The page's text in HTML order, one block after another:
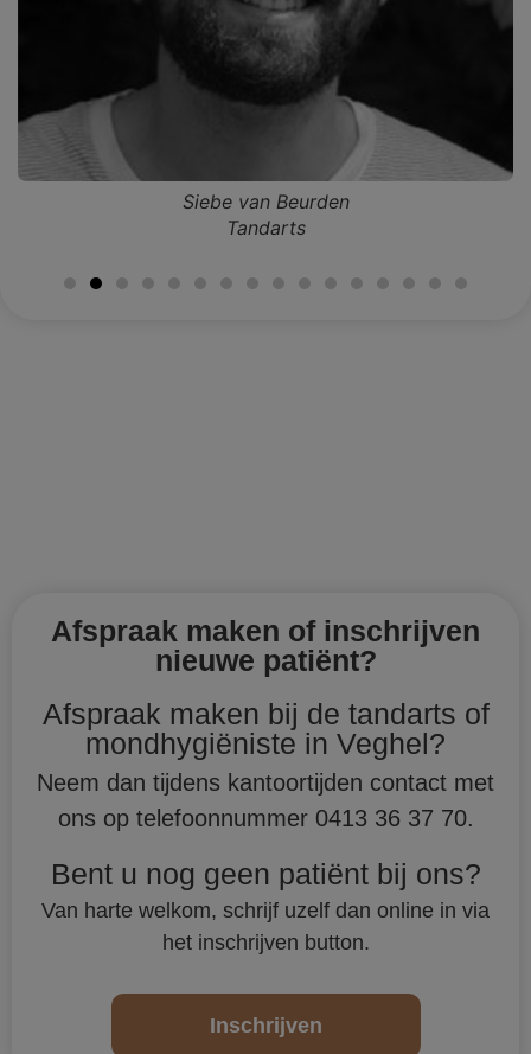
Siebe van Beurden​
Tandarts
Afspraak maken of inschrijven
nieuwe patiënt?
Afspraak maken bij de tandarts of
mondhygiëniste in Veghel?
Neem dan tijdens kantoortijden contact met
ons op telefoonnummer 0413 36 37 70.
Bent u nog geen patiënt bij ons?
Van harte welkom, schrijf uzelf dan online in via
het inschrijven button.
Inschrijven